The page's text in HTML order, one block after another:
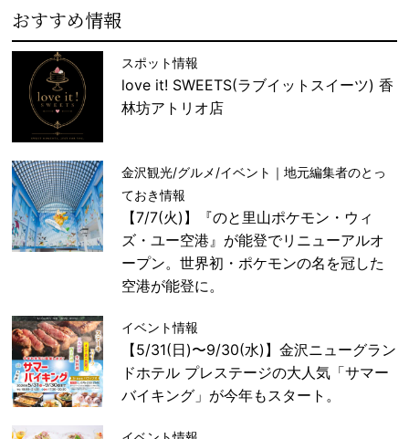
おすすめ情報
スポット情報
love it! SWEETS(ラブイットスイーツ) 香
林坊アトリオ店
金沢観光/グルメ/イベント｜地元編集者のとっ
ておき情報
【7/7(火)】『のと里山ポケモン・ウィ
ズ・ユー空港』が能登でリニューアルオ
ープン。世界初・ポケモンの名を冠した
空港が能登に。
イベント情報
【5/31(日)〜9/30(水)】金沢ニューグラン
ドホテル プレステージの大人気「サマー
バイキング」が今年もスタート。